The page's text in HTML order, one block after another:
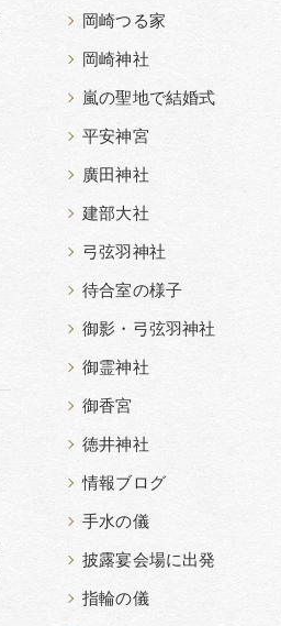
岡崎つる家
岡崎神社
嵐の聖地で結婚式
平安神宮
廣田神社
建部大社
弓弦羽神社
待合室の様子
御影・弓弦羽神社
御霊神社
御香宮
徳井神社
情報ブログ
手水の儀
披露宴会場に出発
指輪の儀